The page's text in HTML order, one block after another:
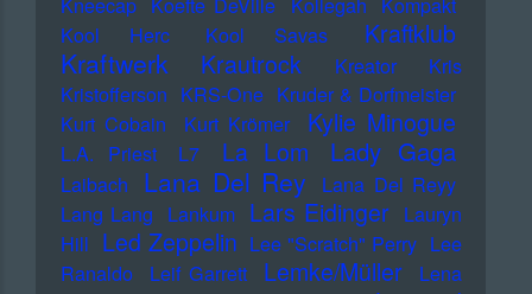
Kool Herc
Kool Savas Kraftklub
Kraftwerk Krautrock Kreator
Kris
Kristofferson KRS-One Kruder & Dorfmeister
Kurt Cobain
Kurt Krömer Kylie Minogue
L.A. Priest L7 La Lom Lady Gaga
Laibach Lana Del Rey
Lana Del Reyy
Lang Lang Lankum Lars Eidinger Lauryn
Hill Led Zeppelin Lee "Scratch" Perry Lee
Ranaldo
Leif Garrett Lemke/Müller
Lena